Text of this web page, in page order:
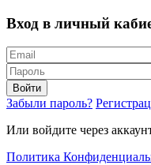
Вход в личный
Войти
Забыли пароль?
Или войдите через
Политика